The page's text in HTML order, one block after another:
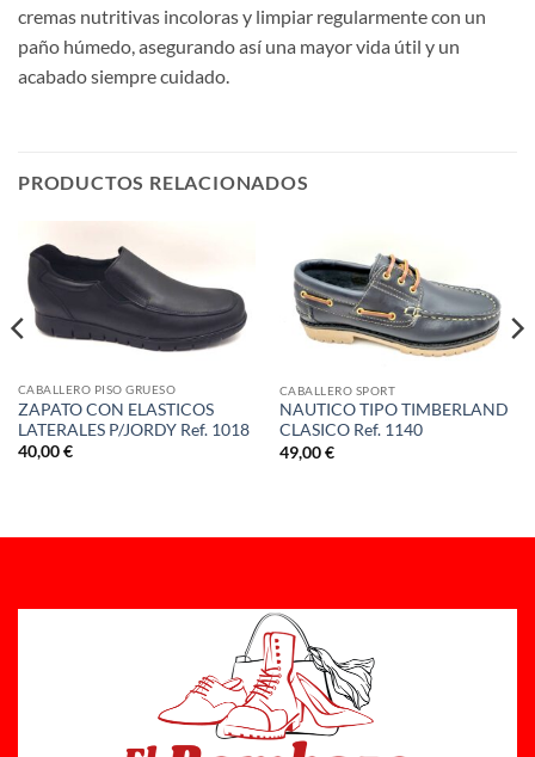
cremas nutritivas incoloras y limpiar regularmente con un
paño húmedo, asegurando así una mayor vida útil y un
acabado siempre cuidado.
PRODUCTOS RELACIONADOS
CABALLERO PISO GRUESO
ZAPATO CON ELASTICOS
LATERALES P/JORDY Ref. 1018
40,00€
CABALLERO SPORT
NAUTICO TIPO TIMBERLAND
CLASICO Ref. 1140
49,00€